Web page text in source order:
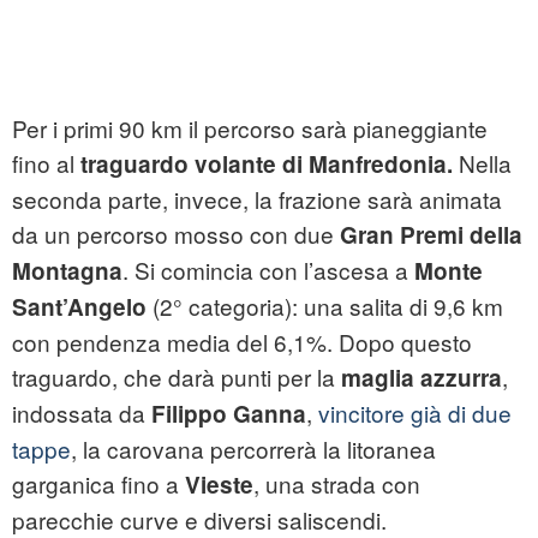
Per i primi 90 km il percorso sarà pianeggiante
fino al traguardo volante di Manfredonia. Nella
seconda parte, invece, la frazione sarà animata
da un percorso mosso con due Gran Premi della
Montagna. Si comincia con l’ascesa a Monte
Sant’Angelo (2° categoria): una salita di 9,6 km
con pendenza media del 6,1%. Dopo questo
traguardo, che darà punti per la maglia azzurra,
indossata da Filippo Ganna, vincitore già di due
tappe, la carovana percorrerà la litoranea
garganica fino a Vieste, una strada con
parecchie curve e diversi saliscendi.